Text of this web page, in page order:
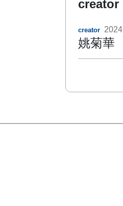
creator
姚菊華